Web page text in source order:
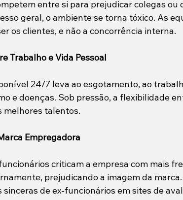
entre si para prejudicar colegas ou
geral, o ambiente se torna tóxico. As
os clientes, e não a concorrência interna.
Trabalho e Vida Pessoal
24/7 leva ao esgotamento, ao
e doenças. Sob pressão, a flexibilidade
melhores talentos.
Empregadora
criticam a empresa com mais
prejudicando a imagem da marca.
de ex-funcionários em sites de